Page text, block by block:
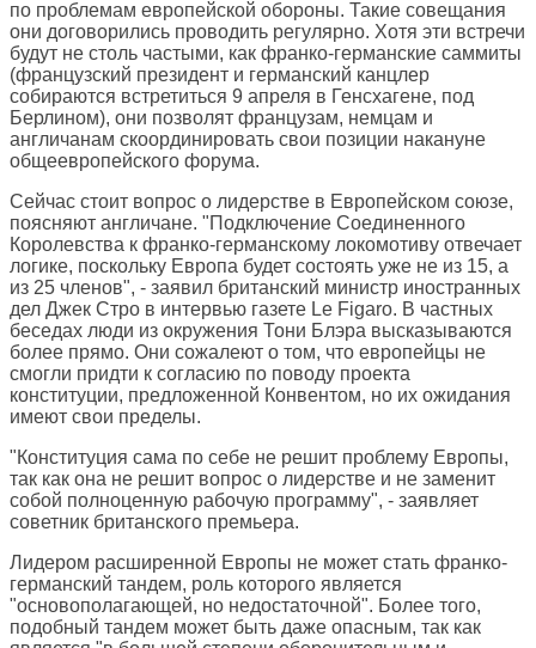
по проблемам европейской обороны. Такие совещания
они договорились проводить регулярно. Хотя эти встречи
будут не столь частыми, как франко-германские саммиты
(французский президент и германский канцлер
собираются встретиться 9 апреля в Генсхагене, под
Берлином), они позволят французам, немцам и
англичанам скоординировать свои позиции накануне
общеевропейского форума.
Сейчас стоит вопрос о лидерстве в Европейском союзе,
поясняют англичане. "Подключение Соединенного
Королевства к франко-германскому локомотиву отвечает
логике, поскольку Европа будет состоять уже не из 15, а
из 25 членов", - заявил британский министр иностранных
дел Джек Стро в интервью газете Le Figaro. В частных
беседах люди из окружения Тони Блэра высказываются
более прямо. Они сожалеют о том, что европейцы не
смогли придти к согласию по поводу проекта
конституции, предложенной Конвентом, но их ожидания
имеют свои пределы.
"Конституция сама по себе не решит проблему Европы,
так как она не решит вопрос о лидерстве и не заменит
собой полноценную рабочую программу", - заявляет
советник британского премьера.
Лидером расширенной Европы не может стать франко-
германский тандем, роль которого является
"основополагающей, но недостаточной". Более того,
подобный тандем может быть даже опасным, так как